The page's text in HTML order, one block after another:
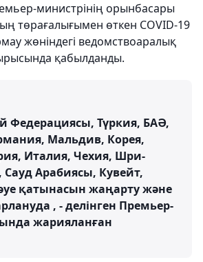
министрінің орынбасары
төрағалығымен өткен COVID-19
жөніндегі ведомствоаралық
қабылданды.
Федерациясы, Түркия, БАӘ,
Мальдив, Корея,
Италия, Чехия, Шри-
Арабиясы, Кувейт,
қатынасын жаңарту және
, - делінген Премьер-
жарияланған